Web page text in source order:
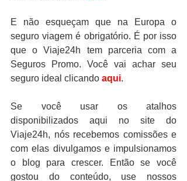
E não esqueçam que na Europa o
seguro viagem é obrigatório. É por isso
que o Viaje24h tem parceria com a
Seguros Promo. Você vai achar seu
seguro ideal clicando aqui.
Se você usar os atalhos
disponibilizados aqui no site do
Viaje24h, nós recebemos comissões e
com elas divulgamos e impulsionamos
o blog para crescer. Então se você
gostou do conteúdo, use nossos